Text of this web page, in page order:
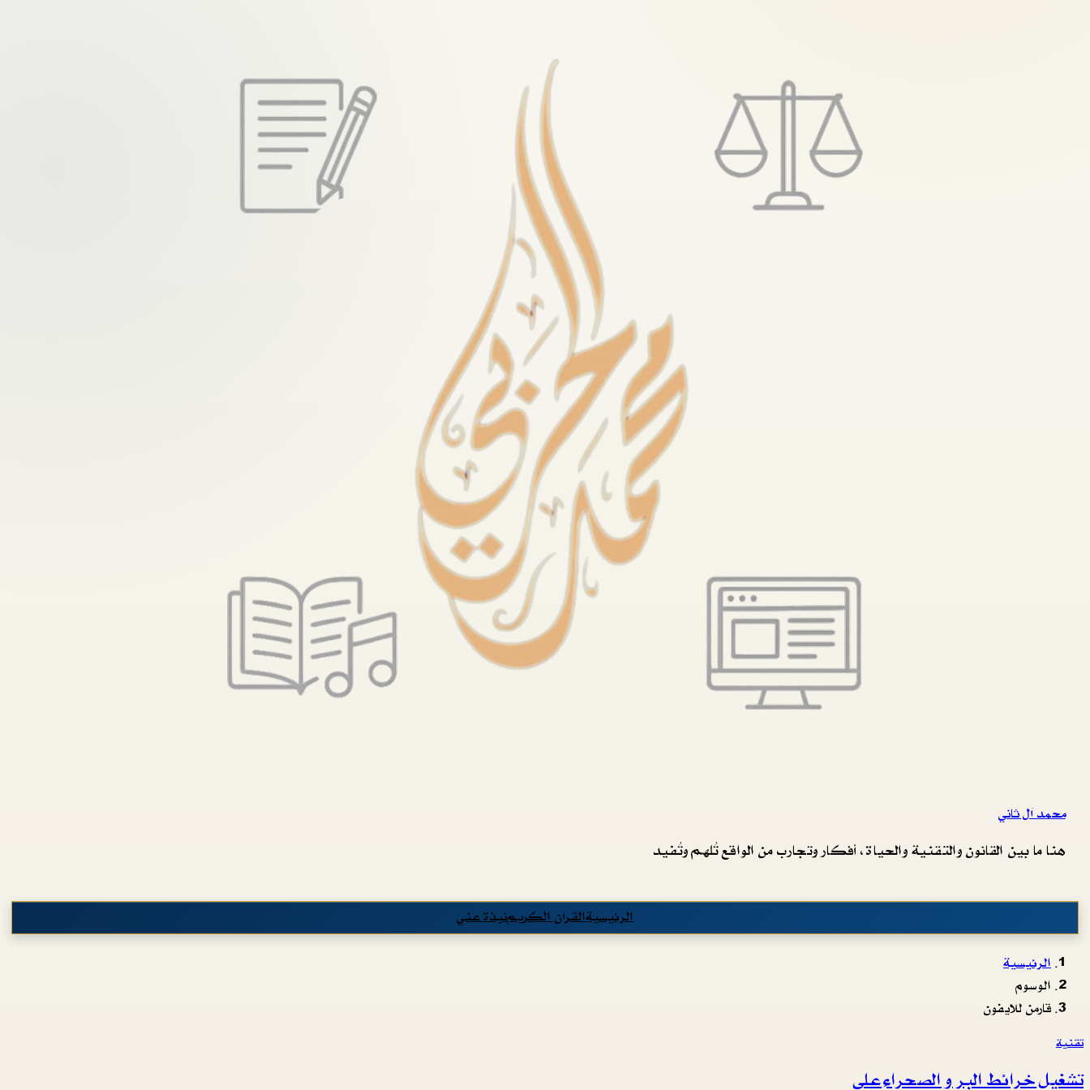
محمد آل ثاني
هنا ما بين القانون والتقنية والحياة، أفكار وتجارب من الواقع تُلهم وتُفيد
الرئيسيةالقرآن الكريمنبذة عني
الرئيسية
الوسوم
قارمن للايفون
تقنية
تشغيل خرائط البر و الصحراء على